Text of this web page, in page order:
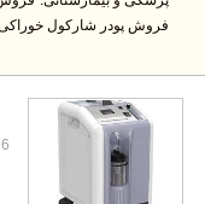
فروش پودر شارکول خوراکی 40 گرمی، فروش پ
16 دقیقه پیش